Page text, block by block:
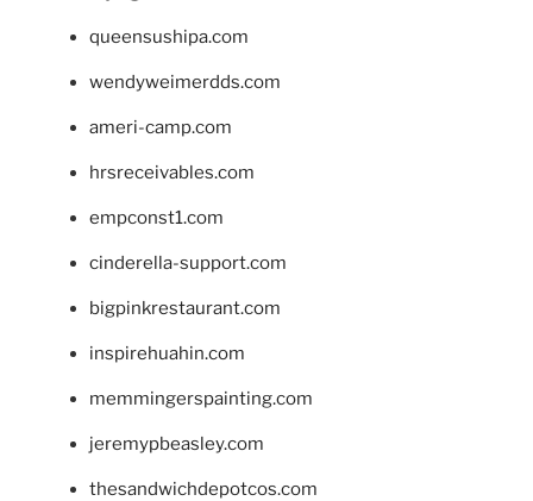
queensushipa.com
wendyweimerdds.com
ameri-camp.com
hrsreceivables.com
empconst1.com
cinderella-support.com
bigpinkrestaurant.com
inspirehuahin.com
memmingerspainting.com
jeremypbeasley.com
thesandwichdepotcos.com